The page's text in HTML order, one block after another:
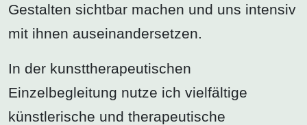
Gestalten sichtbar machen und uns intensiv
mit ihnen auseinandersetzen.
In der kunsttherapeutischen
Einzelbegleitung nutze ich vielfältige
künstlerische und therapeutische